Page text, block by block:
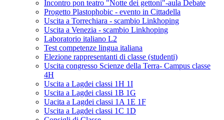
Incontro pon teatro "Notte dei gettoni"-aula Debate
Progetto Plastophobic - evento in Cittadella
Uscita a Torrechiara - scambio Linkhoping
Uscita a Venezia - scambio Linkhoping
Laboratorio italiano L2
Test competenze lingua italiana
Elezione rappresentanti di classe (studenti)
Uscita congresso Scienze della Terra- Campus classe
4H
Uscita a Lagdei classi 1H 1I
Uscita a Lagdei classi 1B 1G
Uacita a Lagdei classi 1A 1E 1F
Uscita a Lagdei classi 1C 1D